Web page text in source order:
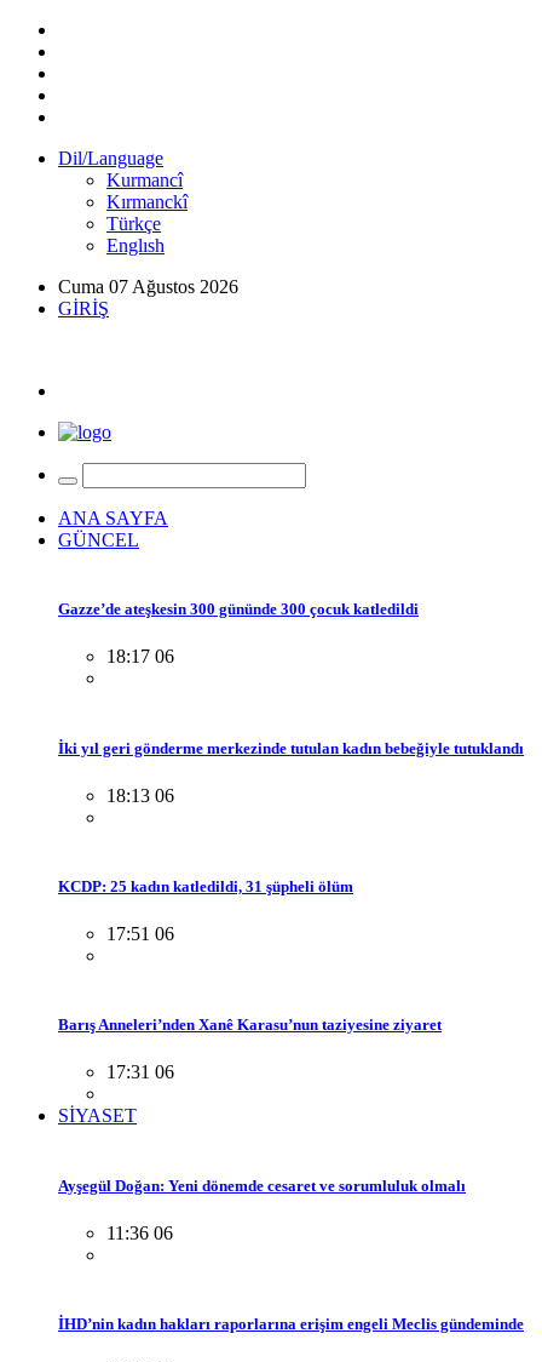
Dil/Language
Kurmancî
Kırmanckî
Türkçe
Englısh
Cuma 07 Ağustos 2026
GİRİŞ
ANA SAYFA
GÜNCEL
Gazze’de ateşkesin 300 gününde 300 çocuk katledildi
18:17 06
İki yıl geri gönderme merkezinde tutulan kadın bebeğiyle tutuklandı
18:13 06
KCDP: 25 kadın katledildi, 31 şüpheli ölüm
17:51 06
Barış Anneleri’nden Xanê Karasu’nun taziyesine ziyaret
17:31 06
SİYASET
Ayşegül Doğan: Yeni dönemde cesaret ve sorumluluk olmalı
11:36 06
İHD’nin kadın hakları raporlarına erişim engeli Meclis gündeminde